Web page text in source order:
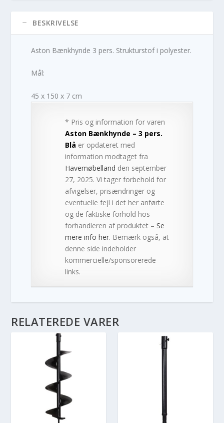
BESKRIVELSE
Aston Bænkhynde 3 pers. Strukturstof i polyester.
Mål:
45 x 150 x 7 cm
* Pris og information for varen
Aston Bænkhynde – 3 pers.
Blå er opdateret med
information modtaget fra
Havemøbelland den september
27, 2025. Vi tager forbehold for
afvigelser, prisændringer og
eventuelle fejl i det her anførte
og de faktiske forhold hos
forhandleren af produktet –Se
mere info her. Bemærk også, at
denne side indeholder
kommercielle/sponsorerede
links.
RELATEREDE VARER